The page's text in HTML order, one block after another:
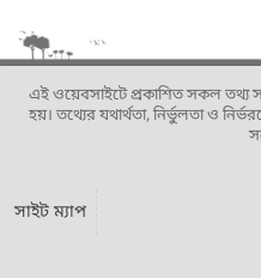
এই ওয়েবসাইটে প্রকাশিত সকল তথ্য
হয়। তথ্যের যথার্থতা, নির্ভুলতা ও
সাইট ম্যাপ